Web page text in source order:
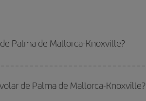
Palma de Mallorca-Knoxville?
de Palma de Mallorca-Knoxville?